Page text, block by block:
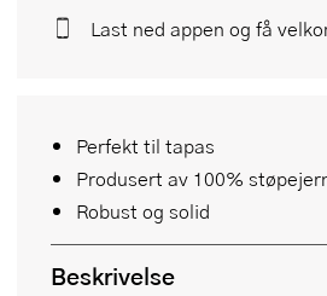
Perfekt til tapas
Produsert av 100%
Robust og solid
Beskrivelse
Last ned appen og få